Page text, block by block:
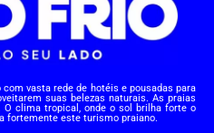
vasta rede de hotéis e pousadas para
suas belezas naturais. As praias
clima tropical, onde o sol brilha forte o
fortemente este turismo praiano.